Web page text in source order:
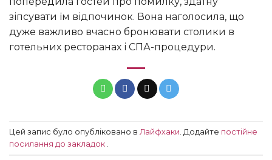
зіпсувати їм відпочинок. Вона наголосила, що
дуже важливо вчасно бронювати столики в
готельних ресторанах і СПА-процедури.
Цей запис було опубліковано в Лайфхаки . Додайте постійне
посилання до закладок